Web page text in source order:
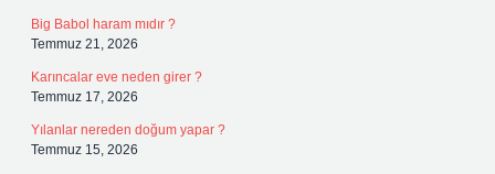
Big Babol haram mıdır ?
Temmuz 21, 2026
Karıncalar eve neden girer ?
Temmuz 17, 2026
Yılanlar nereden doğum yapar ?
Temmuz 15, 2026